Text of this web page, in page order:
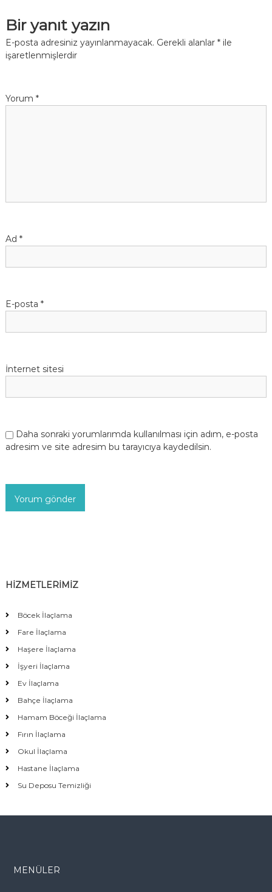
Bir yanıt yazın
E-posta adresiniz yayınlanmayacak. Gerekli alanlar *ile
işaretlenmişlerdir
Yorum *
Ad *
E-posta *
İnternet sitesi
Daha sonraki yorumlarımda kullanılması için adım, e-posta
adresim ve site adresim bu tarayıcıya kaydedilsin.
HİZMETLERİMİZ
Böcek İlaçlama
Fare İlaçlama
Haşere İlaçlama
İşyeri İlaçlama
Ev İlaçlama
Bahçe İlaçlama
Hamam Böceği İlaçlama
Fırın İlaçlama
Okul İlaçlama
Hastane İlaçlama
Su Deposu Temizliği
MENÜLER